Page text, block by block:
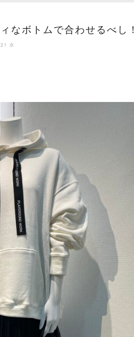
なボトムで合わせるべし！
水